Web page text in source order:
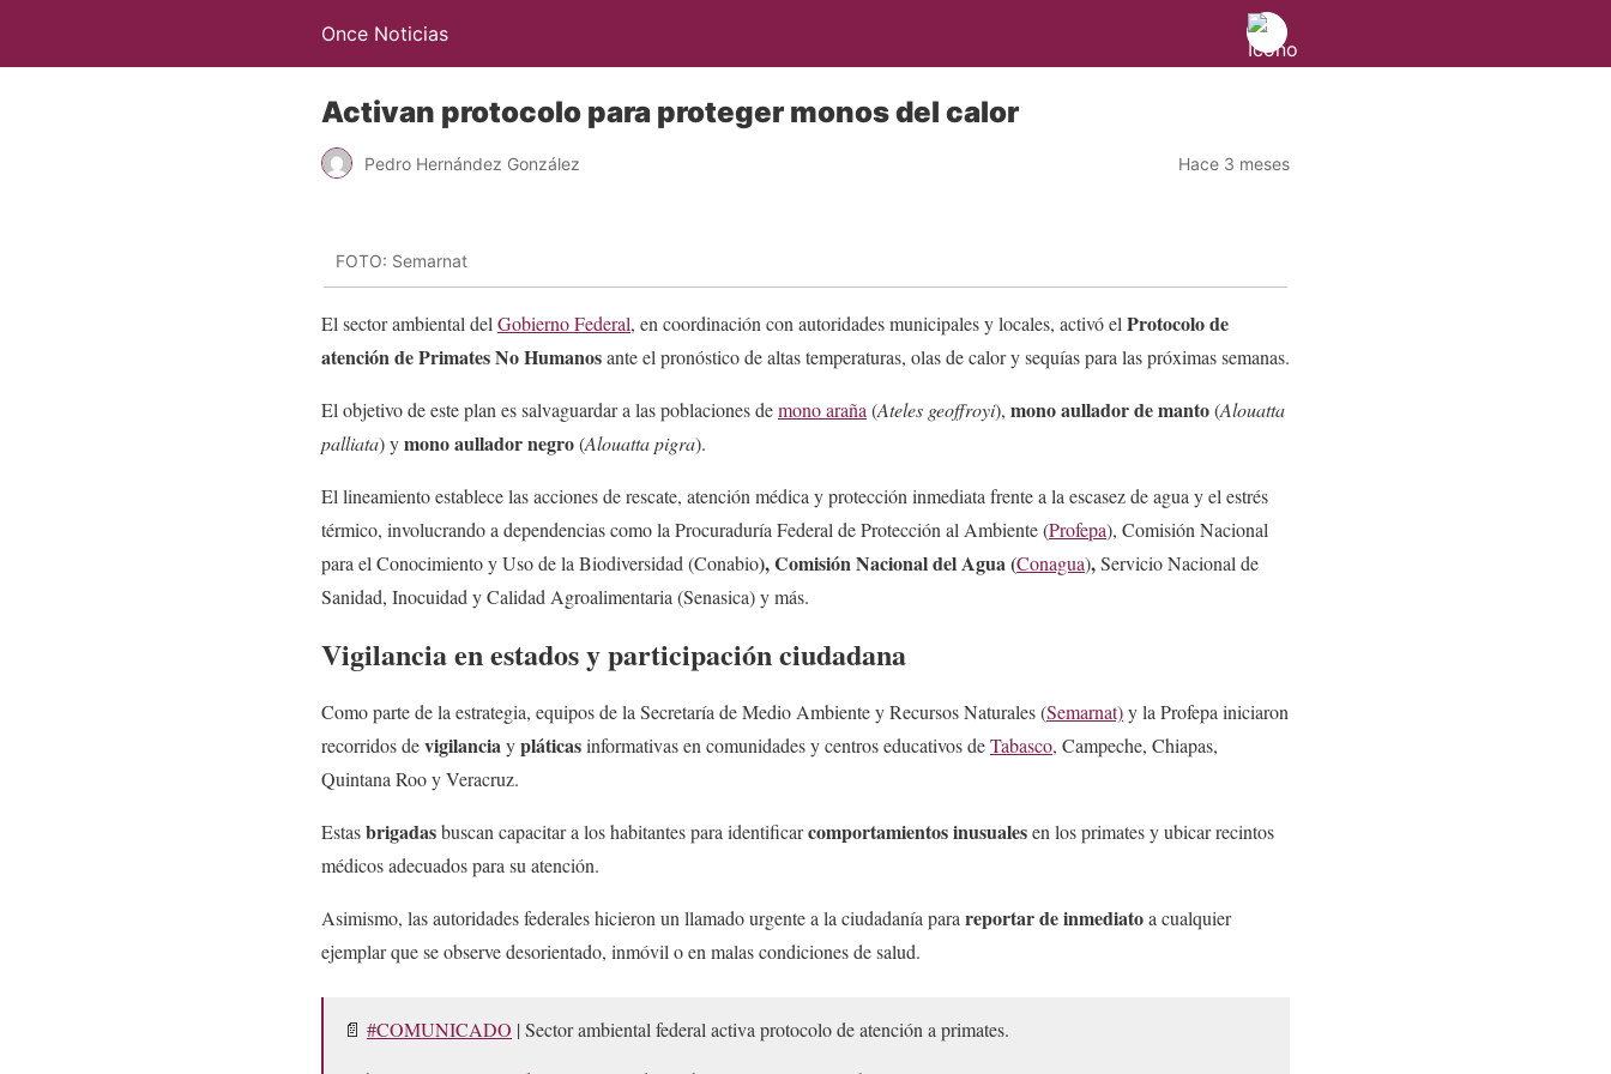
Once Noticias
Activan protocolo para proteger monos del calor
Pedro Hernández González Hace 3 meses
FOTO: Semarnat
El sector ambiental del Gobierno Federal, en coordinación con autoridades municipales y locales, activó el Protocolo de
atención de Primates No Humanosante el pronóstico de altas temperaturas, olas de calor y sequías para las próximas semanas.
El objetivo de este plan es salvaguardar a las poblaciones demono araña (Ateles geoffroyi), mono aullador de manto(Alouatta
palliata) ymono aullador negro(Alouatta pigra).
El lineamiento establece las acciones de rescate, atención médica y protección inmediata frente a la escasez de agua y el estrés
térmico, involucrando a dependencias como la Procuraduría Federal de Protección al Ambiente (Profepa), Comisión Nacional
para el Conocimiento y Uso de la Biodiversidad (Conabio), Comisión Nacional del Agua (Conagua),Servicio Nacional de
Sanidad, Inocuidad y Calidad Agroalimentaria (Senasica) y más.
Vigilancia en estados y participación ciudadana
Como parte de la estrategia, equipos de la Secretaría de Medio Ambiente y Recursos Naturales (Semarnat)y la Profepa iniciaron
recorridos devigilancia ypláticasinformativas en comunidades y centros educativos deTabasco, Campeche, Chiapas,
Quintana Roo y Veracruz.
Estasbrigadasbuscan capacitar a los habitantes para identificarcomportamientos inusualesen los primates y ubicar recintos
médicos adecuados para su atención.
Asimismo, las autoridades federales hicieron un llamado urgente a la ciudadanía para reportar de inmediatoa cualquier
ejemplar que se observe desorientado, inmóvil o en malas condiciones de salud.
📄 #COMUNICADO | Sector ambiental federal activa protocolo de atención a primates.